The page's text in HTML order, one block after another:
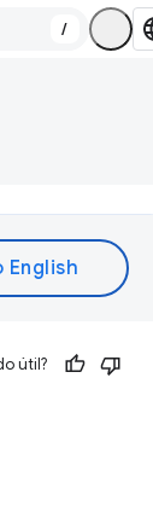
/
útil?